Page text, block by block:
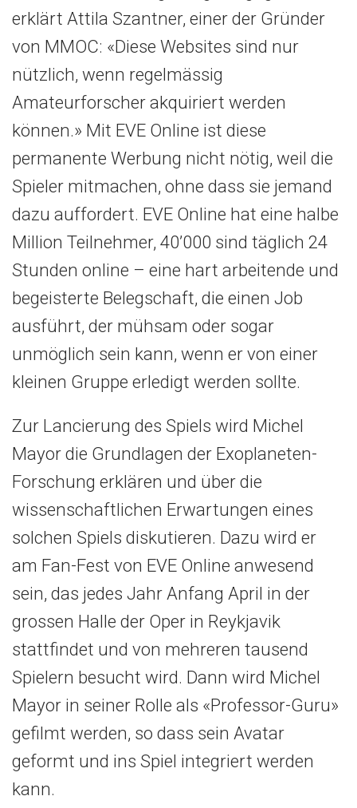
erklärt Attila Szantner, einer der Gründer
von MMOC: «Diese Websites sind nur
nützlich, wenn regelmässig
Amateurforscher akquiriert werden
können.» Mit EVE Online ist diese
permanente Werbung nicht nötig, weil die
Spieler mitmachen, ohne dass sie jemand
dazu auffordert. EVE Online hat eine halbe
Million Teilnehmer, 40’000 sind täglich 24
Stunden online – eine hart arbeitende und
begeisterte Belegschaft, die einen Job
ausführt, der mühsam oder sogar
unmöglich sein kann, wenn er von einer
kleinen Gruppe erledigt werden sollte.
Zur Lancierung des Spiels wird Michel
Mayor die Grundlagen der Exoplaneten-
Forschung erklären und über die
wissenschaftlichen Erwartungen eines
solchen Spiels diskutieren. Dazu wird er
am Fan-Fest von EVE Online anwesend
sein, das jedes Jahr Anfang April in der
grossen Halle der Oper in Reykjavik
stattfindet und von mehreren tausend
Spielern besucht wird. Dann wird Michel
Mayor in seiner Rolle als «Professor-Guru»
gefilmt werden, so dass sein Avatar
geformt und ins Spiel integriert werden
kann.